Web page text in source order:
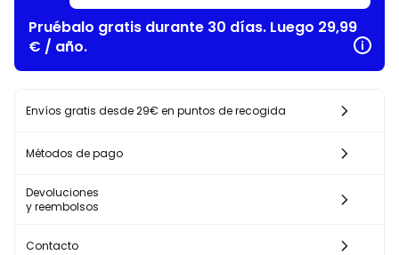
Pruébalo gratis durante 30 días. Luego 29,99
€ / año.
Envíos gratis desde 29€ en puntos de recogida
Métodos de pago
Devoluciones
y reembolsos
Contacto